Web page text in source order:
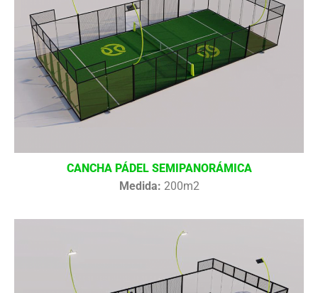
CANCHA PÁDEL SEMIPANORÁMICA
Medida: 200m2